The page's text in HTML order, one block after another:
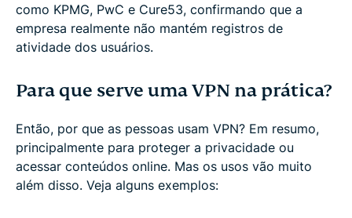
como KPMG, PwC e Cure53, confirmando que a
empresa realmente não mantém registros de
atividade dos usuários.
Para que serve uma VPN na prática?
Então, por que as pessoas usam VPN? Em resumo,
principalmente para proteger a privacidade ou
acessar conteúdos online. Mas os usos vão muito
além disso. Veja alguns exemplos: